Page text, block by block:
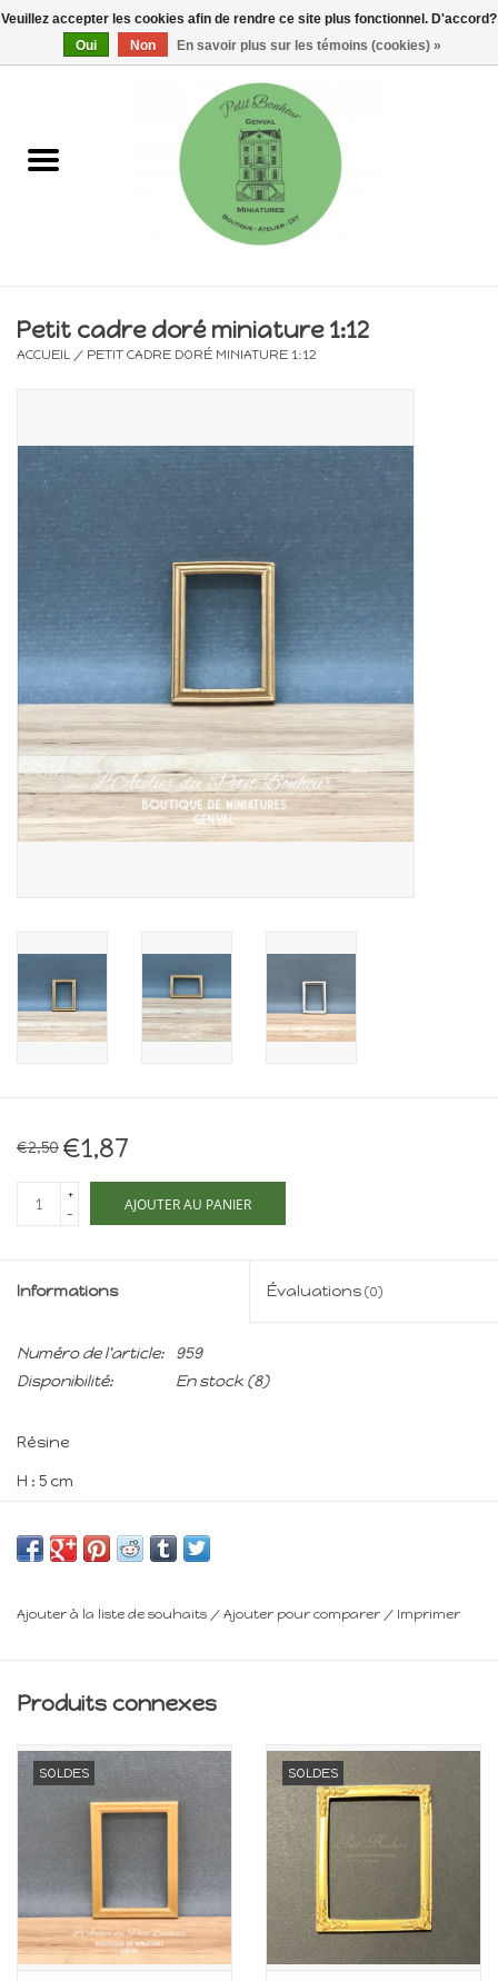
0 Articles - €0,00
Maisons, vitrines & kits
Electricité
Pièces uniques & objets de
1/48ème
Fournitures bricolage
Bois
Noël
1/24ème
Maison de souris
miniature - The Mouse
Petit cadre doré miniature 1:12
ACCUEIL / PETIT CADRE DORÉ MINIATURE 1:12
€2,50 €1,87
+
-
AJOUTER AU PANIER
Informations Évaluations (0)
Numéro de l'article:
959
Disponibilité:
En stock (8)
Résine
H : 5 cm
Ajouter à la liste de souhaits / Ajouter pour comparer / Imprimer
Produits connexes
SOLDES SOLDES
Veuillez accepter les cookies afin de rendre ce site plus fonctionnel. D'accord?
Oui
Non En savoir plus sur les témoins (cookies) »